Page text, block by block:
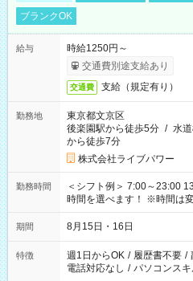
ブランクOK
給与
時給1250円～
交通費別途支給あり
交通費 支給（規定有り）
勤務地
東京都文京区
後楽園駅から徒歩5分 / 水
から徒歩7分
株式会社ライブパワー
勤務時間
＜シフト例＞ 7:00～23:00 13:30～22:00 上
時間を選べます！ ※時間は
期間 8月15日・16日
特徴 週1日からOK / 履歴書不要 /
電話対応なし / パソコンス